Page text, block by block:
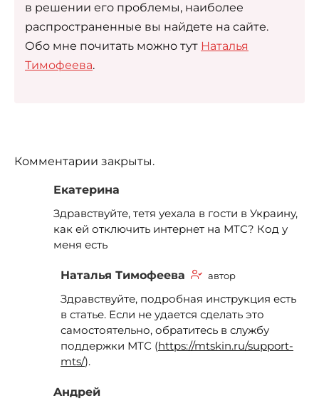
в решении его проблемы, наиболее
распространенные вы найдете на сайте.
Обо мне почитать можно тут Наталья
Тимофеева.
Комментарии закрыты.
Екатерина
Здравствуйте, тетя уехала в гости в Украину,
как ей отключить интернет на МТС? Код у
меня есть
Наталья Тимофеева автор
Здравствуйте, подробная инструкция есть
в статье. Если не удается сделать это
самостоятельно, обратитесь в службу
поддержки МТС (https://mtskin.ru/support-
mts/).
Aндрей